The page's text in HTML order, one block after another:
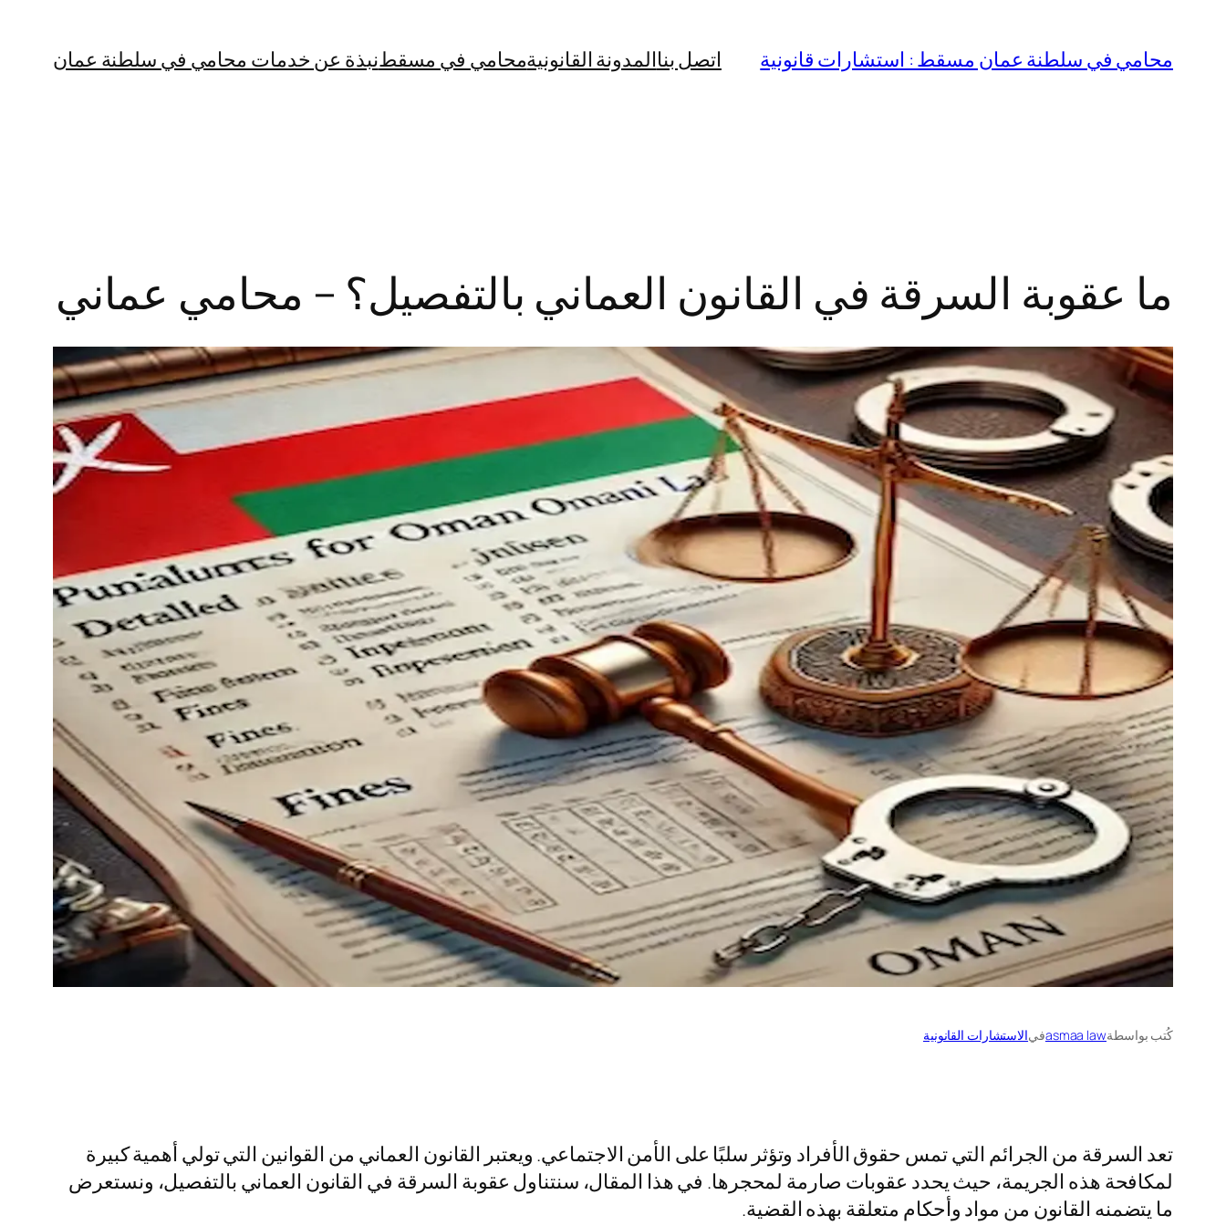
المحتوى
محامي في سلطنة عمان مسقط : استشارات قانونية اتصل بناالمدونة القانونيةمحامي في مسقطنبذة عن خدمات محامي في سلطنة عمان
ما عقوبة السرقة في القانون العماني بالتفصيل؟ – محامي عماني
كُتب بواسطةasmaa lawفيالاستشارات القانونية
تعد السرقة من الجرائم التي تمس حقوق الأفراد وتؤثر سلبًا على الأمن الاجتماعي. ويعتبر القانون العماني من القوانين التي تولي أهمية كبيرة
لمكافحة هذه الجريمة، حيث يحدد عقوبات صارمة لمحجرها. في هذا المقال، سنتناول عقوبة السرقة في القانون العماني بالتفصيل، ونستعرض
ما يتضمنه القانون من مواد وأحكام متعلقة بهذه القضية.